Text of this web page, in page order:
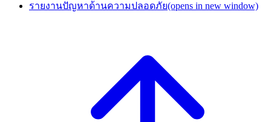
รายงานปัญหาด้านความปลอดภัย(opens in new window)